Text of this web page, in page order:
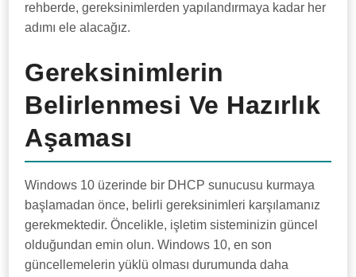
rehberde, gereksinimlerden yapılandırmaya kadar her
adımı ele alacağız.
Gereksinimlerin
Belirlenmesi Ve Hazırlık
Aşaması
Windows 10 üzerinde bir DHCP sunucusu kurmaya
başlamadan önce, belirli gereksinimleri karşılamanız
gerekmektedir. Öncelikle, işletim sisteminizin güncel
olduğundan emin olun. Windows 10, en son
güncellemelerin yüklü olması durumunda daha